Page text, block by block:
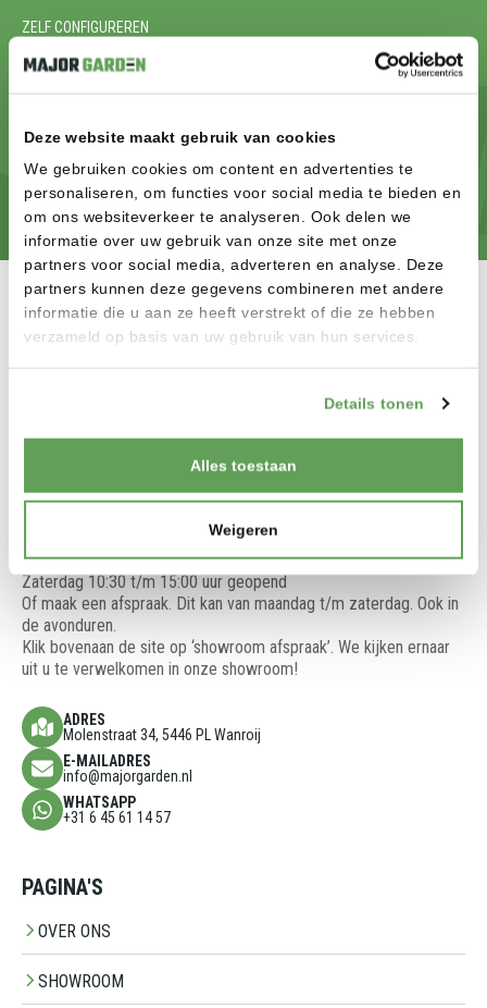
Deze website maakt gebruik van cookies
We gebruiken cookies om content en advertenties te
personaliseren, om functies voor social media te bieden en
om ons websiteverkeer te analyseren. Ook delen we
informatie over uw gebruik van onze site met onze
partners voor social media, adverteren en analyse. Deze
partners kunnen deze gegevens combineren met andere
informatie die u aan ze heeft verstrekt of die ze hebben
verzameld op basis van uw gebruik van hun services.
Details tonen
Alles toestaan
Weigeren
ZELF CONFIGUREREN
KLAAR OM JE DROOMTUIN TE
REALISEREN? START MET
CONFIGUREREN
Welkom op de site van Major Garden in Wanroij! Onze showroom
We denken graag met u mee en adviseren u over de beste
Vrijdag 13:00 t/m 17:00 uur geopend
Zaterdag 10:30 t/m 15:00 uur geopend
Of maak een afspraak. Dit kan van maandag t/m zaterdag. Ook in
de avonduren.
Klik bovenaan de site op ‘showroom afspraak’. We kijken ernaar
uit u te verwelkomen in onze showroom!
ADRES
Molenstraat 34, 5446 PL Wanroij
E-MAILADRES
info@majorgarden.nl
WHATSAPP
+31 6 45 61 14 57
PAGINA'S
OVER ONS
SHOWROOM